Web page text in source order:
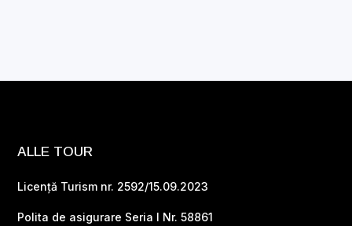
ALLE TOUR
Licență Turism nr. 2592/15.09.2023
Polita de asigurare Seria I Nr. 58861